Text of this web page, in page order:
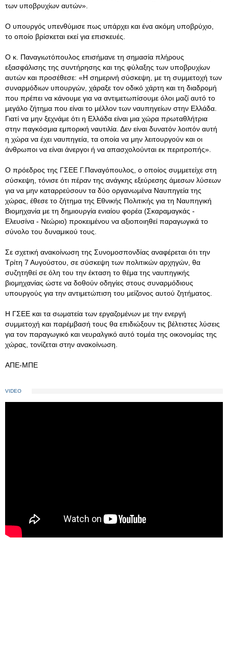
των υποβρυχίων αυτών».
Ο υπουργός υπενθύμισε πως υπάρχει και ένα ακόμη υποβρύχιο,
το οποίο βρίσκεται εκεί για επισκευές.
Ο κ. Παναγιωτόπουλος επισήμανε τη σημασία πλήρους
εξασφάλισης της συντήρησης και της φύλαξης των υποβρυχίων
αυτών και προσέθεσε: «Η σημερινή σύσκεψη, με τη συμμετοχή των
συναρμόδιων υπουργών, χάραξε τον οδικό χάρτη και τη διαδρομή
που πρέπει να κάνουμε για να αντιμετωπίσουμε όλοι μαζί αυτό το
μεγάλο ζήτημα που είναι το μέλλον των ναυπηγείων στην Ελλάδα.
Γιατί να μην ξεχνάμε ότι η Ελλάδα είναι μια χώρα πρωταθλήτρια
στην παγκόσμια εμπορική ναυτιλία. Δεν είναι δυνατόν λοιπόν αυτή
η χώρα να έχει ναυπηγεία, τα οποία να μην λειτουργούν και οι
άνθρωποι να είναι άνεργοι ή να απασχολούνται εκ περιτροπής».
Ο πρόεδρος της ΓΣΕΕ Γ.Παναγόπουλος, ο οποίος συμμετείχε στη
σύσκεψη, τόνισε ότι πέραν της ανάγκης εξεύρεσης άμεσων λύσεων
για να μην καταρρεύσουν τα δύο οργανωμένα Ναυπηγεία της
χώρας, έθεσε το ζήτημα της Εθνικής Πολιτικής για τη Ναυπηγική
Βιομηχανία με τη δημιουργία ενιαίου φορέα (Σκαραμαγκάς -
Ελευσίνα - Νεώριο) προκειμένου να αξιοποιηθεί παραγωγικά το
σύνολο του δυναμικού τους.
Σε σχετική ανακοίνωση της Συνομοσπονδίας αναφέρεται ότι την
Τρίτη 7 Αυγούστου, σε σύσκεψη των πολιτικών αρχηγών, θα
συζητηθεί σε όλη του την έκταση το θέμα της ναυπηγικής
βιομηχανίας ώστε να δοθούν οδηγίες στους συναρμόδιους
υπουργούς για την αντιμετώπιση του μείζονος αυτού ζητήματος.
Η ΓΣΕΕ και τα σωματεία των εργαζομένων με την ενεργή
συμμετοχή και παρέμβασή τους θα επιδιώξουν τις βέλτιστες λύσεις
για τον παραγωγικό και νευραλγικό αυτό τομέα της οικονομίας της
χώρας, τονίζεται στην ανακοίνωση.
ΑΠΕ-ΜΠΕ
VIDEO